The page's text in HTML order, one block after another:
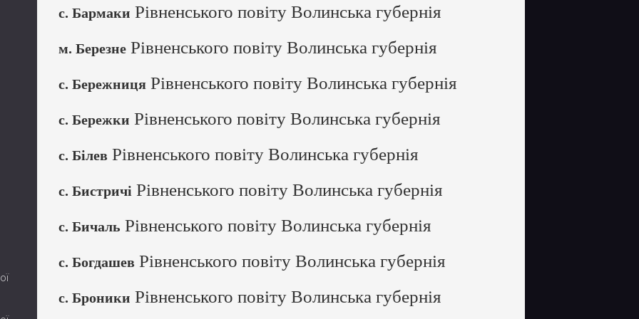
с. Бармаки Рівненського повіту Волинська губернія
м. Березне Рівненського повіту Волинська губернія
с. Бережниця Рівненського повіту Волинська губернія
с. Бережки Рівненського повіту Волинська губернія
с. Білев Рівненського повіту Волинська губернія
с. Бистричі Рівненського повіту Волинська губернія
с. Бичаль Рівненського повіту Волинська губернія
с. Богдашев Рівненського повіту Волинська губернія
с. Броники Рівненського повіту Волинська губернія